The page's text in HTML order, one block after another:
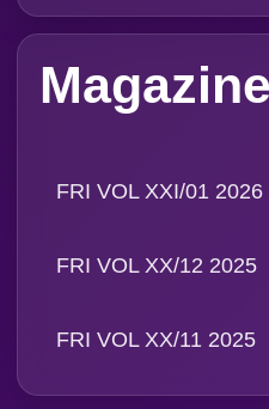
Magazine
FRI VOL XXI/01 2026
FRI VOL XX/12 2025
FRI VOL XX/11 2025